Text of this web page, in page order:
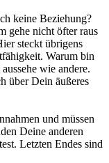
keine Beziehung?
gehe nicht öfter raus
steckt übrigens
Warum bin
wie andere.
über Dein äußeres
und müssen
Deine anderen
Letzten Endes sind